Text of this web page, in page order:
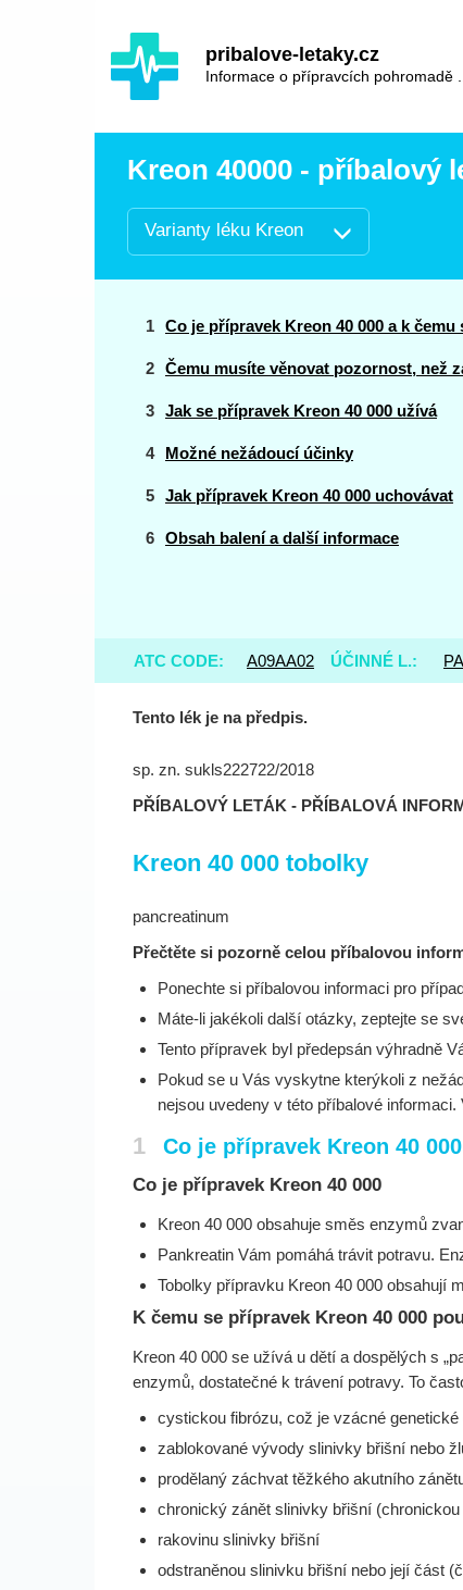
pribalove-letaky.cz
Informace o přípravcích pohromadě ...
Hlavní
navigace
Kreon 40000 - příbalový
Varianty léku Kreon
Co je přípravek Kreon 40 000 a k čemu
Čemu musíte věnovat pozornost, než
Jak se přípravek Kreon 40 000 užívá
Možné nežádoucí účinky
Jak přípravek Kreon 40 000 uchovávat
Obsah balení a další informace
ATC CODE: A09AA02 ÚČINNÉ L.:
Tento lék je na předpis.
sp. zn. sukls222722/2018
PŘÍBALOVÝ LETÁK - PŘÍBALOVÁ
Kreon 40 000 tobolky
pancreatinum
Přečtěte si pozorně celou příbalovou
Ponechte si příbalovou informaci pro
Máte-li jakékoli další otázky, zeptejte se
Tento přípravek byl předepsán výhradně
Pokud se u Vás vyskytne kterýkoli z
nejsou uvedeny v této příbalové informaci.
1 Co je přípravek Kreon 40
Co je přípravek Kreon 40 000
Kreon 40 000 obsahuje směs enzymů
Pankreatin Vám pomáhá trávit potravu.
Tobolky přípravku Kreon 40 000 obsahují
K čemu se přípravek Kreon 40 000
Kreon 40 000 se užívá u dětí a dospělých s
enzymů, dostatečné k trávení potravy. To
cystickou fibrózu, což je vzácné genetické
zablokované vývody slinivky břišní nebo
prodělaný záchvat těžkého akutního
chronický zánět slinivky břišní (chronickou
rakovinu slinivky břišní
odstraněnou slinivku břišní nebo její část